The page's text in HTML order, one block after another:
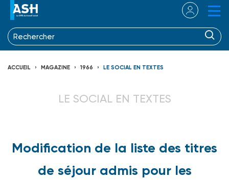
ACCUEIL MAGAZINE 1966 LE SOCIAL EN TEXTES
LE SOCIAL EN TEXTES
Modification de la liste des titres
de séjour admis pour les